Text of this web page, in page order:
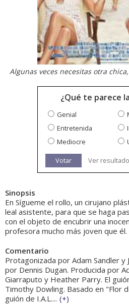
Algunas veces necesitas otra
¿Qué te parece
Genial
Entretenida
Mediocre
Votar Ver
Sinopsis
En Sígueme el rollo, un cirujano
leal asistente, para que se haga
con el objeto de encubrir una
profesora mucho más joven que
Comentario
Protagonizada por Adam Sandler y
por Dennis Dugan. Producida por
Giarraputo y Heather Parry. El
Timothy Dowling. Basado en "Flor
guión de I.A.L.... (+)